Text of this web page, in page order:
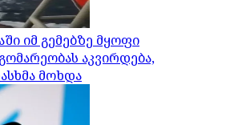
იმ გემებზე მყოფი
აკვირდება,
მოხდა